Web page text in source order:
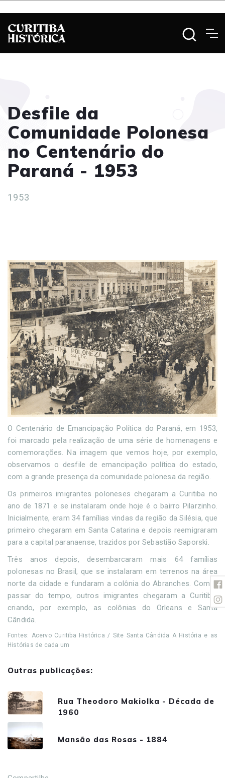
Desfile da
Comunidade Polonesa
no Centenário do
Paraná - 1953
1953
O Centenário de Emancipação Política do Paraná, em 1953,
foi marcado pela realização de uma série de homenagens e
comemorações. Na imagem que vemos hoje, por exemplo,
observamos o desfile de emancipação política do estado,
com a grande presença da comunidade polonesa da região.
Os primeiros imigrantes poloneses chegaram a Curitiba no
ano de 1871 e se instalaram onde hoje é o bairro Pilarzinho.
Inicialmente, eram 34 famílias vindas da região da Silésia, que
primeiro chegaram em Santa Catarina e depois reemigraram
para a capital paranaense, trazidos por Sebastião Saporski.
Três anos depois, desembarcaram mais 64 famílias
polonesas no Brasil, que se instalaram em terrenos na área
norte da cidade e fundaram a colônia do Abranches. Com o
passar do tempo, outros imigrantes chegaram a Curitiba,
criando, por exemplo, as colônias do Orleans e Santa
Cândida.
Fontes: Acervo Curitiba Histórica / Site Santa Cândida A História e as
Histórias de cada um
Outras publicações:
Rua Theodoro Makiolka - Década de
1960
Mansão das Rosas - 1884